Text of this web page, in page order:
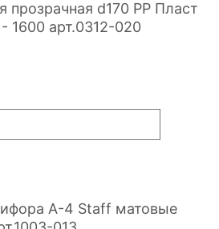
прозрачная d170 PP Пласт
1600 арт.0312-020